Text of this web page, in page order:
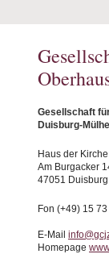
Gesellschaft
Duisburg-
Haus der Kirche
Am Burgacker
47051 Duisburg
Fon (+49) 15
E-Mail
Homepage